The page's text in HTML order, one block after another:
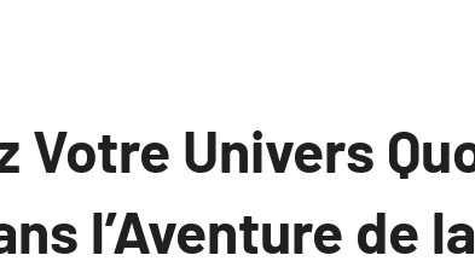
Votre Univers
l’Aventure de